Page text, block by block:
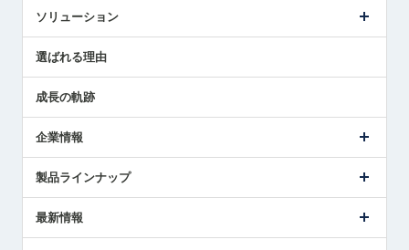
ソリューション
解決策提案
選ばれる理由
成長の軌跡
企業情報
ごあいさつ
受賞履歴
製品ラインナップ
ツールセッタ製品
最新情報